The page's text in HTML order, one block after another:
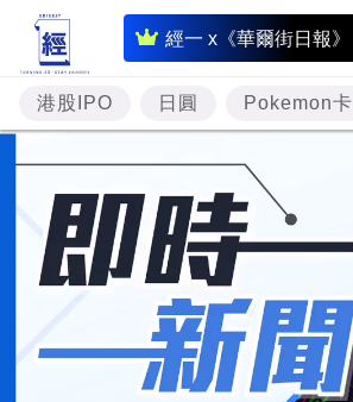
經一 x《華爾街日報》
即
時
財
經
專
題
投
資
樓
市
港股IPO 日圓 Pokemon卡